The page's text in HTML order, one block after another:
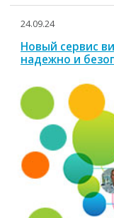
24.09.24
Новый сервис
надежно и